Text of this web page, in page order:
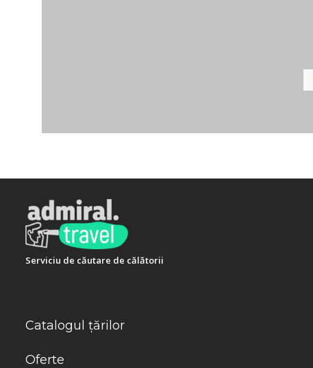
Serviciu de căutare de călătorii
Catalogul țărilor
Oferte